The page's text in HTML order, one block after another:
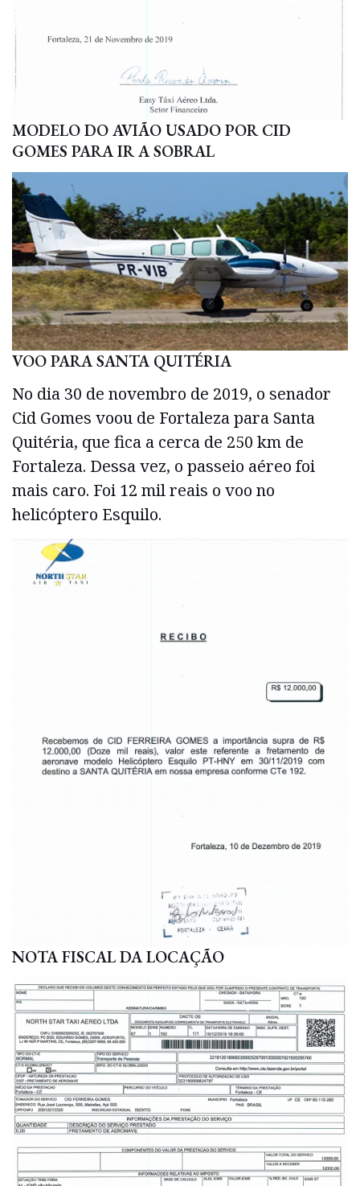
MODELO DO AVIÃO USADO POR CID
GOMES PARA IR A SOBRAL
VOO PARA SANTA QUITÉRIA
No dia 30 de novembro de 2019, o senador
Cid Gomes voou de Fortaleza para Santa
Quitéria, que fica a cerca de 250 km de
Fortaleza. Dessa vez, o passeio aéreo foi
mais caro. Foi 12 mil reais o voo no
helicóptero Esquilo.
NOTA FISCAL DA LOCAÇÃO